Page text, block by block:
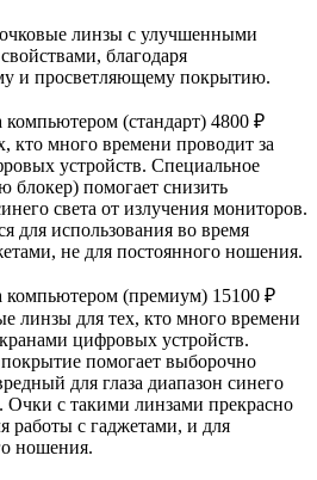
линзы с улучшенными
благодаря
и просветляющему покрытию.
компьютером (стандарт) 4800 ₽
кто много времени проводит за
устройств. Специальное
блокер) помогает снизить
света от излучения мониторов.
для использования во время
не для постоянного ношения.
компьютером (премиум) 15100 ₽
линзы для тех, кто много времени
цифровых устройств.
помогает выборочно
для глаза диапазон синего
Очки с такими линзами прекрасно
работы с гаджетами, и для
ношения.